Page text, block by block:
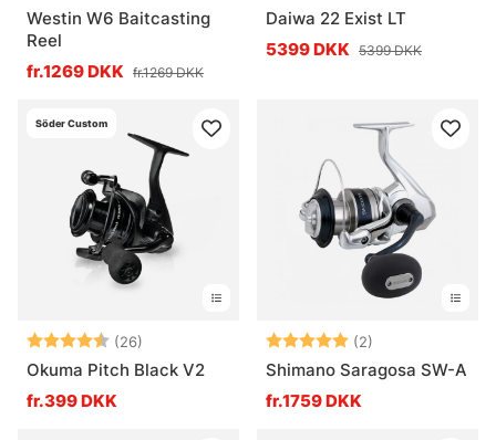
Westin W6 Baitcasting
Reel
fr.1269 DKK fr.1269 DKK
Daiwa 22 Exist LT
5399 DKK 5399 DKK
Söder Custom
Vurdering: (26)
4.6 ud af 5 stjerner
Okuma Pitch Black V2
fr.399 DKK
Vurdering: (2)
Shimano Saragosa SW-A
fr.1759 DKK